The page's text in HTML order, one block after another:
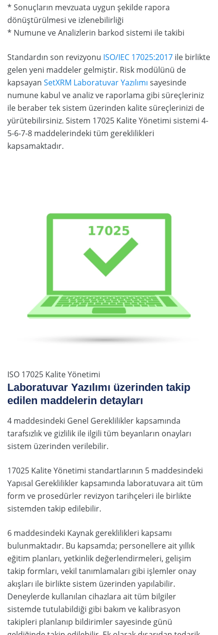
* Sonuçların mevzuata uygun şekilde rapora
dönüştürülmesi ve izlenebilirliği
* Numune ve Analizlerin barkod sistemi ile takibi
Standardın son revizyonu ISO/IEC 17025:2017 ile birlikte
gelen yeni maddeler gelmiştir. Risk modülünü de
kapsayan SetXRM Laboratuvar Yazılımı sayesinde
numune kabul ve analiz ve raporlama gibi süreçleriniz
ile beraber tek sistem üzerinden kalite süreçlerinizi de
yürütebilirsiniz. Sistem 17025 Kalite Yönetimi sistemi 4-
5-6-7-8 maddelerindeki tüm gereklilikleri
kapsamaktadır.
ISO 17025 Kalite Yönetimi
Laboratuvar Yazılımı üzerinden takip
edilen maddelerin detayları
4 maddesindeki Genel Gereklilikler kapsamında
tarafsızlık ve gizlilik ile ilgili tüm beyanların onayları
sistem üzerinden verilebilir.
17025 Kalite Yönetimi standartlarının 5 maddesindeki
Yapısal Gereklilikler kapsamında laboratuvara ait tüm
form ve prosedürler revizyon tarihçeleri ile birlikte
sistemden takip edilebilir.
6 maddesindeki Kaynak gereklilikleri kapsamı
bulunmaktadır. Bu kapsamda; personellere ait yıllık
eğitim planları, yetkinlik değerlendirmeleri, gelişim
takip formları, vekil tanımlamaları gibi işlemler onay
akışları ile birlikte sistem üzerinden yapılabilir.
Deneylerde kullanılan cihazlara ait tüm bilgiler
sistemde tutulabildiği gibi bakım ve kalibrasyon
takipleri planlanıp bildirimler sayesinde günü